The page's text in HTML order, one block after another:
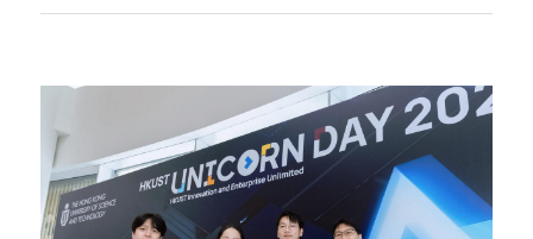
氨氮消（专业版）
氨氮消（水产专用）
菌恒